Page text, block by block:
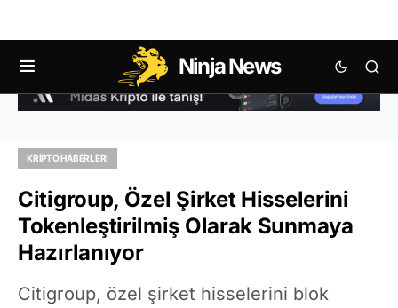
Ninja News
KRIPTO HABERLERI
Citigroup, Özel Şirket Hisselerini
Tokenleştirilmiş Olarak Sunmaya
Hazırlanıyor
Citigroup, özel şirket hisselerini blok